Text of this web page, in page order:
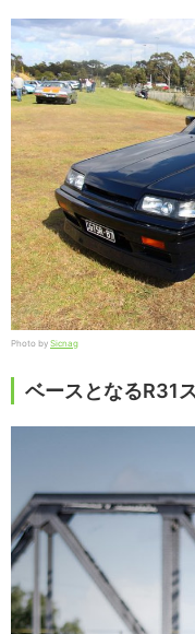
Photo by Sicnag
ベースとなるR31